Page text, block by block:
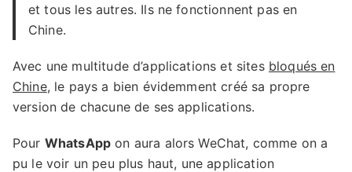
et tous les autres. Ils ne fonctionnent pas en
Chine.
Avec une multitude d’applications et sites bloqués en
Chine, le pays a bien évidemment créé sa propre
version de chacune de ses applications.
Pour WhatsApp on aura alors WeChat, comme on a
pu le voir un peu plus haut, une application